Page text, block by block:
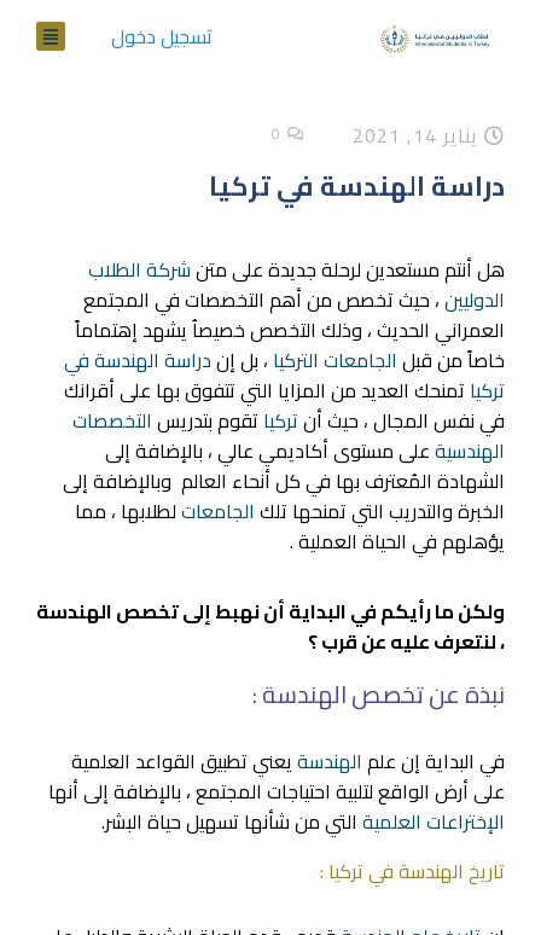
تسجيل دخول
يناير 14, 2021 0
دراسة الهندسة في تركيا
هل أنتم مستعدين لرحلة جديدة على متنشركة الطلاب
الدوليين، حيث تخصص من أهم التخصصات في المجتمع
العمراني الحديث ، وذلك التخصص خصيصاُ يشهد إهتماماً
خاصاً من قبل الجامعات التركيا ، بل إندراسة الهندسة في
تركيا تمنحك العديد من المزايا التي تتفوق بها على أقرانك
في نفس المجال ، حيث أنتركيا تقوم بتدريس التخصصات
الهندسيةعلى مستوى أكاديمي عالي ، بالإضافة إلى
الشهادة المُعترف بها في كل أنحاء العالم وبالإضافة إلى
الخبرة والتدريب التي تمنحها تلك الجامعاتلطلابها ، مما
يؤهلهم في الحياة العملية .
ولكن ما رأيكم في البداية أن نهبط إلى تخصص الهندسة
، لنتعرف عليه عن قرب ؟
نبذة عن تخصص الهندسة :
في البداية إن علم الهندسةيعني تطبيق القواعد العلمية
على أرض الواقع لتلبية احتياجات المجتمع ، بالإضافة إلى أنها
الإختراعات العلمية التي من شأنها تسهيل حياة البشر.
تاريخ الهندسة في تركيا :